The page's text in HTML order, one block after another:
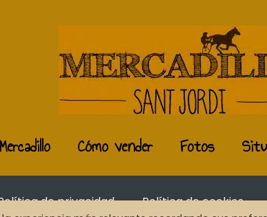
Cómo vender Fotos
de privacidad Política de cookies